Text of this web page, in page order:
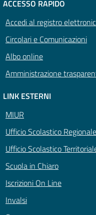
ACCESSO RAPIDO
Accedi al registro
Circolari e Comunicazioni
Albo online
Amministrazione
LINK ESTERNI
MIUR
Ufficio Scolastico Regionale
Ufficio Scolastico
Scuola in Chiaro
Iscrizioni On Line
Invalsi